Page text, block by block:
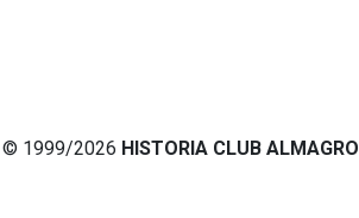
© 1999/2026 HISTORIA CLUB ALMAGRO